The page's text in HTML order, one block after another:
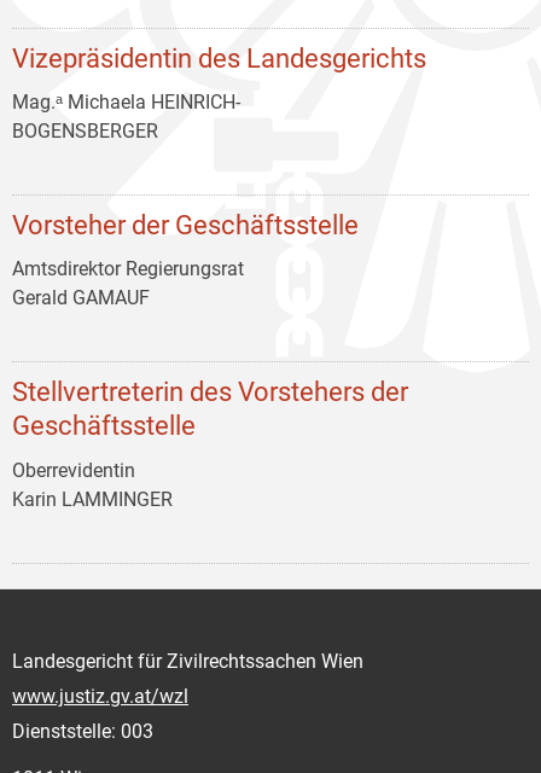
Vizepräsidentin des Landesgerichts
Mag.ᵃ Michaela HEINRICH-
BOGENSBERGER
Vorsteher der Geschäftsstelle
Amtsdirektor Regierungsrat
Gerald GAMAUF
Stellvertreterin des Vorstehers der
Geschäftsstelle
Oberrevidentin
Karin LAMMINGER
Landesgericht für Zivilrechtssachen Wien
www.justiz.gv.at/wzl
Dienststelle: 003